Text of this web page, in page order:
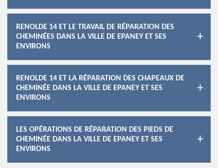
RENOLDE 14 ET LE TRAVAIL DE RÉPARATION DES
CHEMINÉES DANS LA VILLE DE EPANEY ET SES
ENVIRONS
RENOLDE 14 ET LA RÉPARATION DES CHAPEAUX DE
CHEMINÉE DANS LA VILLE DE EPANEY ET SES
ENVIRONS
LES OPÉRATIONS DE RÉPARATION DES PIEDS DE
CHEMINÉE DANS LA VILLE DE EPANEY ET SES
ENVIRONS